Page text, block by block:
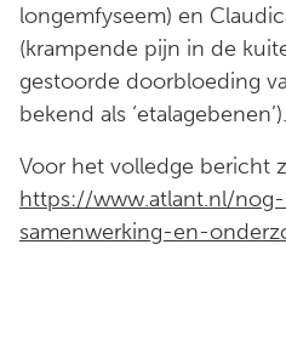
longemfyseem) en
(krampende pijn in de
gestoorde doorbloeding
bekend als ‘etalagebenen’).
Voor het volledge bericht
https://www.atlant.nl/
samenwerking-en-